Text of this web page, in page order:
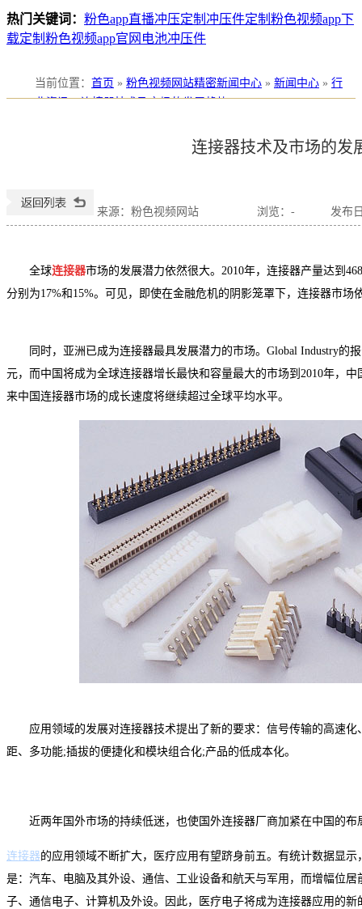
热门关键词： 粉色app直播冲压定制 冲压件定制 粉色视频app下
载定制 粉色视频app官网电池冲压件
当前位置 ： 首页 » 粉色视频网站精密新闻中心 » 新闻中心 » 行
业资讯»连接器技术及市场的发展趋势
连接器技术及市场的发
来源：粉色视频网站 浏览： - 发布
全球连接器市场的发展潜力依然很大。2010年，连接器产量达到
分别为17%和15%。可见，即使在金融危机的阴影笼罩下，连接器市场
同时，亚洲已成为连接器最具发展潜力的市场。Global Industry的报
元，而中国将成为全球连接器增长最快和容量最大的市场到2010年，
来中国连接器市场的成长速度将继续超过全球平均水平。
应用领域的发展对连接器技术提出了新的要求：信号传输的高速化
距、多功能;插拔的便捷化和模块组合化;产品的低成本化。
近两年国外市场的持续低迷，也使国外连接器厂商加紧在中国的布
连接器的应用领域不断扩大，医疗应用有望跻身前五。有统计数据显
是：汽车、电脑及其外设、通信、工业设备和航天与军用，而增幅位
子、通信电子、计算机及外设。因此，医疗电子将成为连接器应用的